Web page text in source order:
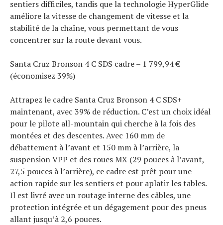
sentiers difficiles, tandis que la technologie HyperGlide
améliore la vitesse de changement de vitesse et la
stabilité de la chaîne, vous permettant de vous
concentrer sur la route devant vous.
Santa Cruz Bronson 4 C SDS cadre – 1 799,94 €
(économisez 39%)
Attrapez le cadre Santa Cruz Bronson 4 C SDS+
maintenant, avec 39% de réduction. C’est un choix idéal
pour le pilote all-mountain qui cherche à la fois des
montées et des descentes. Avec 160 mm de
débattement à l’avant et 150 mm à l’arrière, la
suspension VPP et des roues MX (29 pouces à l’avant,
27,5 pouces à l’arrière), ce cadre est prêt pour une
action rapide sur les sentiers et pour aplatir les tables.
Il est livré avec un routage interne des câbles, une
protection intégrée et un dégagement pour des pneus
allant jusqu’à 2,6 pouces.